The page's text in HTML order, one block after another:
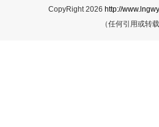
CopyRight 2026 http://
（任何引用或转